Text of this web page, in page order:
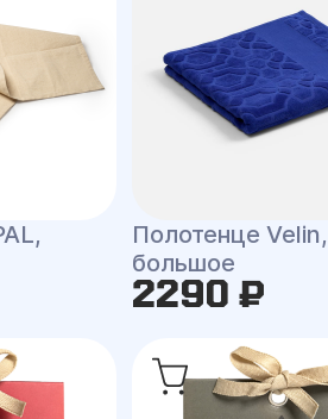
Полотенце Velin,
большое
2290 ₽